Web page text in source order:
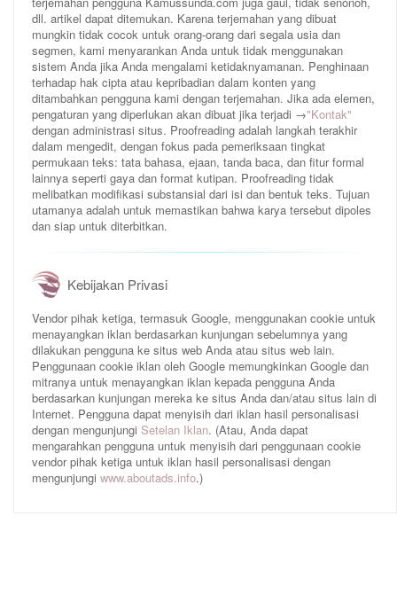
dll. artikel dapat ditemukan. Karena terjemahan yang dibuat
mungkin tidak cocok untuk orang-orang dari segala usia dan
segmen, kami menyarankan Anda untuk tidak menggunakan
sistem Anda jika Anda mengalami ketidaknyamanan. Penghinaan
terhadap hak cipta atau kepribadian dalam konten yang
ditambahkan pengguna kami dengan terjemahan. Jika ada elemen,
pengaturan yang diperlukan akan dibuat jika terjadi →"Kontak"
dengan administrasi situs. Proofreading adalah langkah terakhir
dalam mengedit, dengan fokus pada pemeriksaan tingkat
permukaan teks: tata bahasa, ejaan, tanda baca, dan fitur formal
lainnya seperti gaya dan format kutipan. Proofreading tidak
melibatkan modifikasi substansial dari isi dan bentuk teks. Tujuan
utamanya adalah untuk memastikan bahwa karya tersebut dipoles
dan siap untuk diterbitkan.
Kebijakan Privasi
Vendor pihak ketiga, termasuk Google, menggunakan cookie untuk
menayangkan iklan berdasarkan kunjungan sebelumnya yang
dilakukan pengguna ke situs web Anda atau situs web lain.
Penggunaan cookie iklan oleh Google memungkinkan Google dan
mitranya untuk menayangkan iklan kepada pengguna Anda
berdasarkan kunjungan mereka ke situs Anda dan/atau situs lain di
Internet. Pengguna dapat menyisih dari iklan hasil personalisasi
dengan mengunjungi Setelan Iklan. (Atau, Anda dapat
mengarahkan pengguna untuk menyisih dari penggunaan cookie
vendor pihak ketiga untuk iklan hasil personalisasi dengan
mengunjungi www.aboutads.info.)